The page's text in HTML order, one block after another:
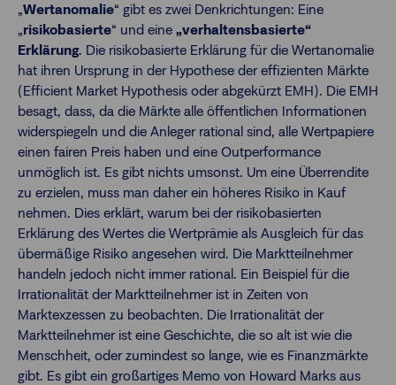
„Wertanomalie“ gibt es zwei Denkrichtungen: Eine
„risikobasierte“ und eine „verhaltensbasierte“
Erklärung. Die risikobasierte Erklärung für die Wertanomalie
hat ihren Ursprung in der Hypothese der effizienten Märkte
(Efficient Market Hypothesis oder abgekürzt EMH). Die EMH
besagt, dass, da die Märkte alle öffentlichen Informationen
widerspiegeln und die Anleger rational sind, alle Wertpapiere
einen fairen Preis haben und eine Outperformance
unmöglich ist. Es gibt nichts umsonst. Um eine Überrendite
zu erzielen, muss man daher ein höheres Risiko in Kauf
nehmen. Dies erklärt, warum bei der risikobasierten
Erklärung des Wertes die Wertprämie als Ausgleich für das
übermäßige Risiko angesehen wird. Die Marktteilnehmer
handeln jedoch nicht immer rational. Ein Beispiel für die
Irrationalität der Marktteilnehmer ist in Zeiten von
Marktexzessen zu beobachten. Die Irrationalität der
Marktteilnehmer ist eine Geschichte, die so alt ist wie die
Menschheit, oder zumindest so lange, wie es Finanzmärkte
gibt. Es gibt ein großartiges Memo von Howard Marks aus